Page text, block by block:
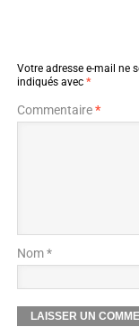
Votre adresse e-mail ne
indiqués avec *
Commentaire*
Nom *